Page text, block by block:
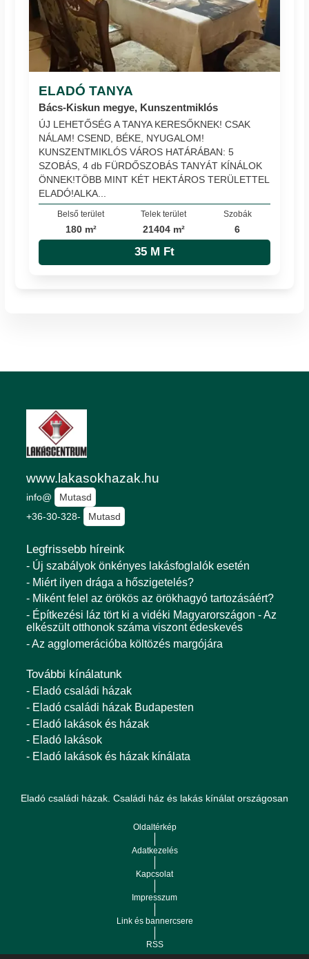
ELADÓ TANYA
Bács-Kiskun megye, Kunszentmiklós
ÚJ LEHETŐSÉG A TANYA KERESŐKNEK! CSAK
NÁLAM! CSEND, BÉKE, NYUGALOM!
KUNSZENTMIKLÓS VÁROS HATÁRÁBAN: 5
SZOBÁS, 4 db FÜRDŐSZOBÁS TANYÁT KÍNÁLOK
ÖNNEK!TÖBB MINT KÉT HEKTÁROS TERÜLETTEL
ELADÓ!ALKA...
Belső terület
180 m²
Telek terület
21404 m²
Szobák
6
35 M Ft
www.lakasokhazak.hu
info@
Mutasd
+36-30-328-
Mutasd
Legfrissebb híreink
- Új szabályok önkényes lakásfoglalók esetén
- Miért ilyen drága a hőszigetelés?
- Miként felel az örökös az örökhagyó tartozásáért?
- Építkezési láz tört ki a vidéki Magyarországon - Az
elkészült otthonok száma viszont édeskevés
- Az agglomerációba költözés margójára
További kínálatunk
- Eladó családi házak
- Eladó családi házak Budapesten
- Eladó lakások és házak
- Eladó lakások
- Eladó lakások és házak kínálata
Eladó családi házak. Családi ház és lakás kínálat országosan
Oldaltérkép
Adatkezelés
Kapcsolat
Impresszum
Link és bannercsere
RSS